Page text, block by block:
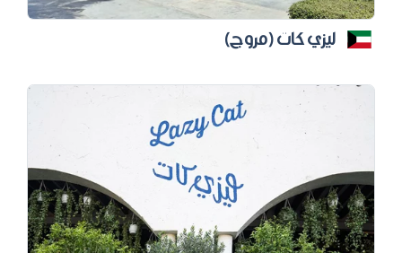
ليزي كات (مروج)